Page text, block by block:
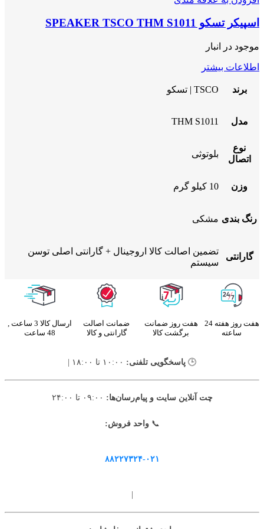
اسپیکر تسکو SPEAKER TSCO THM S1011
موجود در انبار
اطلاعات بیشتر
برند TSCO | تسکو
مدل THM S1011
نوع
اتصال
بلوتوثی
وزن 10 کیلو گرم
رنگ بندی مشکی
گارانتی
تضمین اصالت کالا اروجینال + گارانتی اصلی توسن
سیستم
هفت روز هفته 24
ساعته
هفت روز ضمانت
برگشت کالا
ضمانت اصالت
گارانتی و کالا
ارسال کالا 3 ساعت ,
48 ساعت
🕒 پاسخگویی تلفنی:
چت آنلاین سایت و پیام‌رسان‌ها:
📞واحد فروش:
۸۸۲۲۷۳۲۴-۰۲۱
|